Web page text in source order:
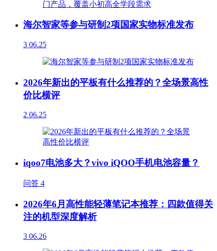
海尔智家等参与研制2项国家实物标准发布
3 06.25
2026年新出的平板有什么推荐的？全场景高性
价比横评
2 06.25
iqoo7电池多大？vivo iQOO手机电池容量？
问答 4
2026年6月高性能轻薄笔记本推荐：四款值得关
注的机型深度解析
3 06.26